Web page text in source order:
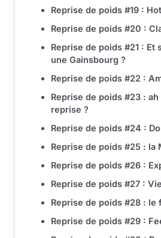
Reprise de poids #19 :
Reprise de poids #20 :
Reprise de poids #21 : Et
une Gainsbourg ?
Reprise de poids #22 :
Reprise de poids #23 :
reprise ?
Reprise de poids #24 :
Reprise de poids #25 : la
Reprise de poids #26 :
Reprise de poids #27 :
Reprise de poids #28 : le
Reprise de poids #29 :